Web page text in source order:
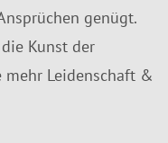
genügt.
Kunst der
Leidenschaft &